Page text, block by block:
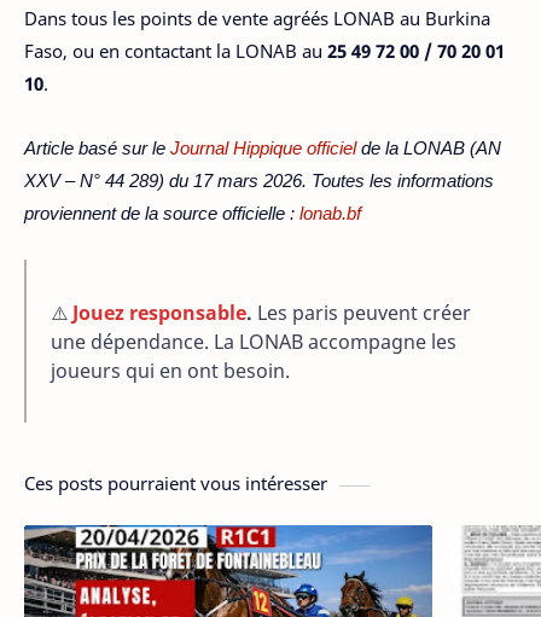
Dans tous les points de vente agréés LONAB au Burkina
Faso, ou en contactant la LONAB au 25 49 72 00 / 70 20 01
10.
Article basé sur le Journal Hippique officielde la LONAB (AN
XXV – N° 44 289) du 17 mars 2026. Toutes les informations
proviennent de la source officielle : lonab.bf
⚠️ Jouez responsable. Les paris peuvent créer
une dépendance. La LONAB accompagne les
joueurs qui en ont besoin.
Ces posts pourraient vous intéresser